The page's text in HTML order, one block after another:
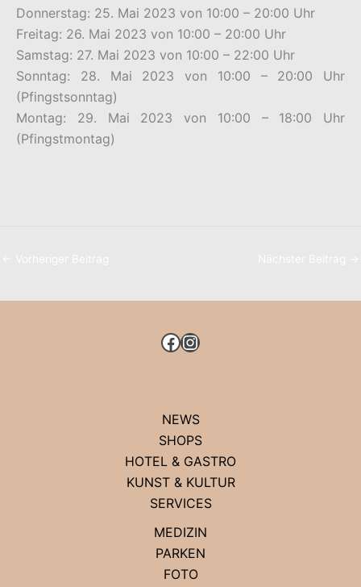
Donnerstag: 25. Mai 2023 von 10:00 – 20:00 Uhr
Freitag: 26. Mai 2023 von 10:00 – 20:00 Uhr
Samstag: 27. Mai 2023 von 10:00 – 22:00 Uhr
Sonntag: 28. Mai 2023 von 10:00 – 20:00 Uhr
(Pfingstsonntag)
Montag: 29. Mai 2023 von 10:00 – 18:00 Uhr
(Pfingstmontag)
FACEBOOK
INSTAGRAM
NEWS
SHOPS
HOTEL & GASTRO
KUNST & KULTUR
SERVICES
MEDIZIN
PARKEN
FOTO